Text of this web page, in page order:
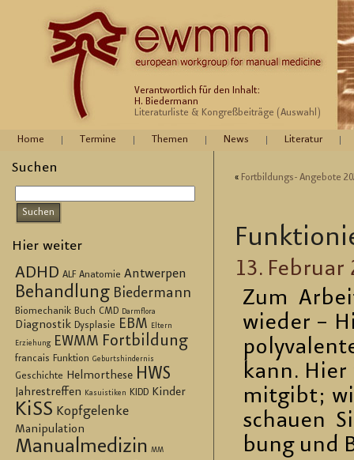
Verantwortlich für den Inhalt:
H. Biedermann
Literaturliste & Kongreßbeiträge (Auswahl)
Home Termine Themen News Literatur
Suchen
Hier weiter
ADHD ALF Anatomie Antwerpen
Behandlung Biedermann
Biomechanik Buch CMD Darmflora
Diagnostik Dysplasie EBM Eltern
Erziehung EWMM Fortbildung
francais Funktion Geburtshindernis
Geschichte Helmorthese HWS
Jahrestreffen Kasuistiken KIDD Kinder
KiSS Kopfgelenke
Manipulation
Manualmedizin MM
« Fort­bil­dungs- An­ge­bo­te
13. Fe­bru­ar
Zum
wie­der –
kann.
mit­gibt;
schau­en
bung und